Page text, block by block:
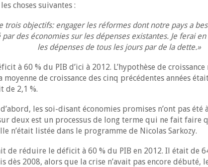
choses suivantes :
trois objectifs: engager les réformes dont notre pays a
des économies sur les dépenses existantes. Je ferai
les dépenses de tous les jours par de la dette.»
à 60 % du PIB d’ici à 2012. L’hypothèse de
de croissance des cinq précédentes années
de 2,1 %.
les soi-disant économies promises n’ont pas été
deux est un processus de long terme qui ne fait faire
n’était listée dans le programme de Nicolas Sarkozy.
de réduire le déficit à 60 % du PIB en 2012. Il était de
2008, alors que la crise n’avait pas encore débuté,